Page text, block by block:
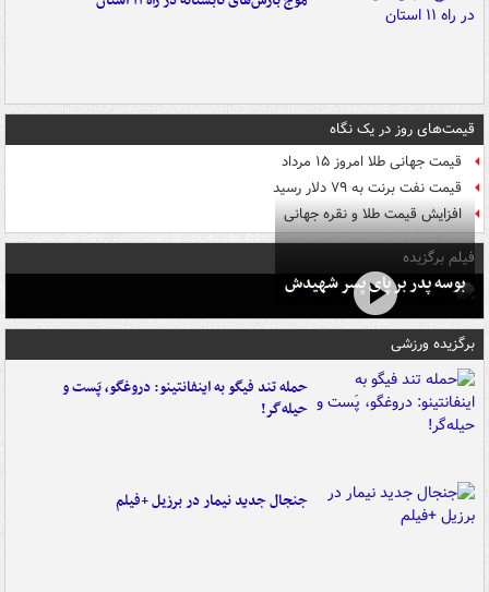
قیمت‌های روز در یک نگاه
قیمت جهانی طلا امروز ۱۵ مرداد
قیمت نفت برنت به ۷۹ دلار رسید
افزایش قیمت طلا و نقره جهانی
فیلم برگزیده
بوسه‌ پدر بر پای پسر شهیدش
برگزیده ورزشی
حمله تند فیگو به اینفانتینو: دروغگو، پَست‌ و
حیله‌گر!
جنجال جدید نیمار در برزیل +فیلم